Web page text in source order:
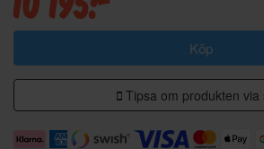
Köp
Tipsa om produkten via